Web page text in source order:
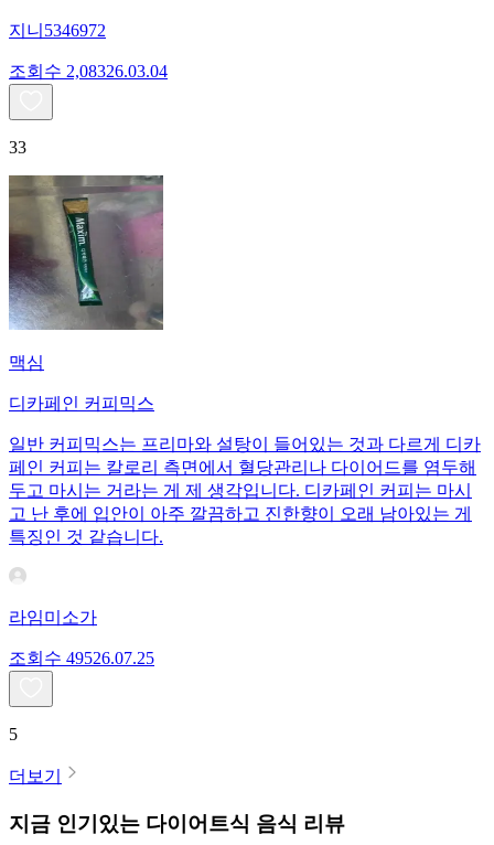
지니5346972
조회수 2,08326.03.04
33
맥심
디카페인 커피믹스
일반 커피믹스는 프리마와 설탕이 들어있는 것과 다르게 디카
페인 커피는 칼로리 측면에서 혈당관리나 다이어드를 염두해
두고 마시는 거라는 게 제 생각입니다. 디카페인 커피는 마시
고 난 후에 입안이 아주 깔끔하고 진한향이 오래 남아있는 게
특징인 것 같습니다.
라임미소가
조회수 49526.07.25
5
더보기
지금 인기있는 다이어트식 음식 리뷰